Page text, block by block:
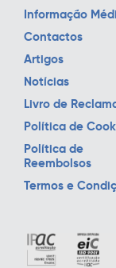
Informação
Contactos
Artigos
Notícias
Livro de
Política de
Política de
Reembolsos
Termos e